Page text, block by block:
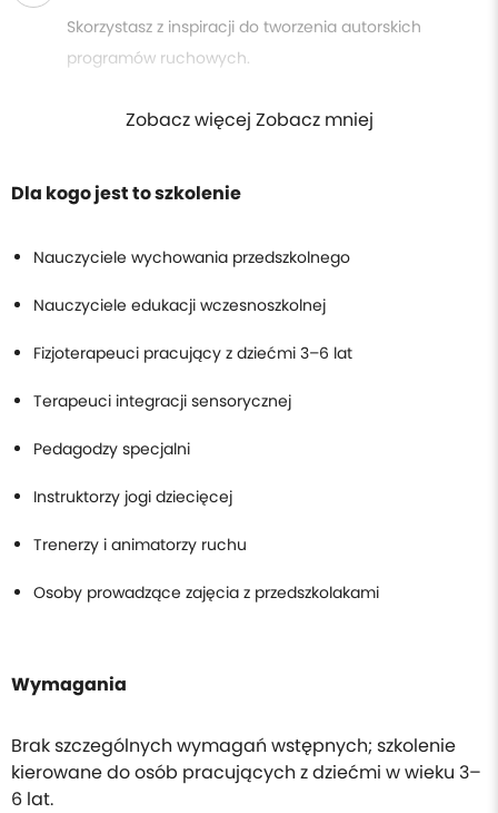
Skorzystasz z inspiracji do tworzenia autorskich
programów ruchowych.
Zobacz więcej Zobacz mniej
Dla kogo jest to szkolenie
Nauczyciele wychowania przedszkolnego
Nauczyciele edukacji wczesnoszkolnej
Fizjoterapeuci pracujący z dziećmi 3–6 lat
Terapeuci integracji sensorycznej
Pedagodzy specjalni
Instruktorzy jogi dziecięcej
Trenerzy i animatorzy ruchu
Osoby prowadzące zajęcia z przedszkolakami
Wymagania
Brak szczególnych wymagań wstępnych; szkolenie
kierowane do osób pracujących z dziećmi w wieku 3–
6 lat.